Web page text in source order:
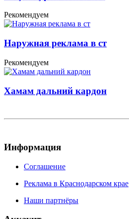
Рекомендуем
Наружная реклама в ст
Рекомендуем
Хамам дальний кардон
Информация
Соглашение
Реклама в Краснодарском крае
Наши партнёры